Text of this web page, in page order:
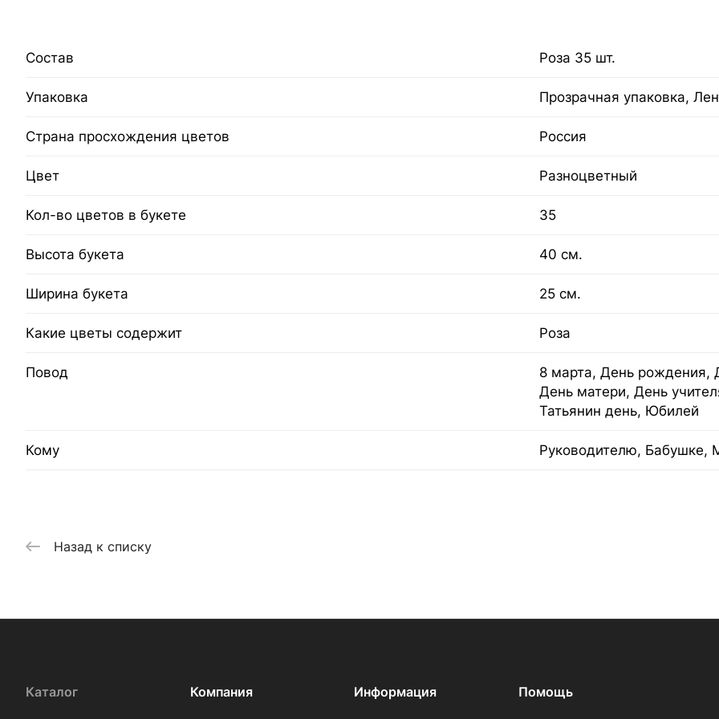
Состав Роза 35 шт.
Упаковка Прозрачная упаковка,
Страна просхождения цветов Россия
Цвет Разноцветный
Кол-во цветов в букете 35
Высота букета 40 см.
Ширина букета 25 см.
Какие цветы содержит Роза
Повод
8 марта, День рождения,
День матери, День
Татьянин день, Юбилей
Кому Руководителю,
Назад к списку
Каталог Компания Информация Помощь